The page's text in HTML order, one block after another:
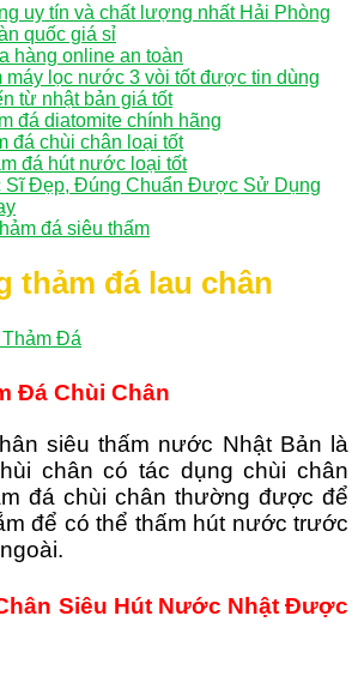
uy tín và chất lượng nhất Hải Phòng
quốc giá sỉ
hàng online an toàn
máy lọc nước 3 vòi tốt được tin dùng
từ nhật bản giá tốt
đá diatomite chính hãng
đá chùi chân loại tốt
đá hút nước loại tốt
Sĩ Đẹp, Đúng Chuẩn Được Sử Dụng
đá siêu thấm
thảm đá lau chân
Đá
Đá Chùi Chân
siêu thấm nước Nhật Bản là
chân có tác dụng chùi chân
đá chùi chân thường được để
để có thể thấm hút nước trước
Siêu Hút Nước Nhật Được